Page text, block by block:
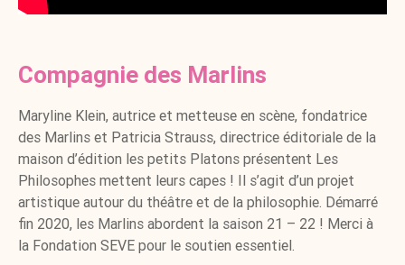
Compagnie des Marlins
Maryline Klein, autrice et metteuse en scène, fondatrice
des Marlins et Patricia Strauss, directrice éditoriale de la
maison d’édition les petits Platons présentent Les
Philosophes mettent leurs capes ! Il s’agit d’un projet
artistique autour du théâtre et de la philosophie. Démarré
fin 2020, les Marlins abordent la saison 21 – 22 ! Merci à
la Fondation SEVE pour le soutien essentiel.